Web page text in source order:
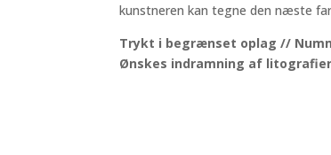
kunstneren kan tegne den næste
Trykt i begrænset oplag //
Ønskes indramning af